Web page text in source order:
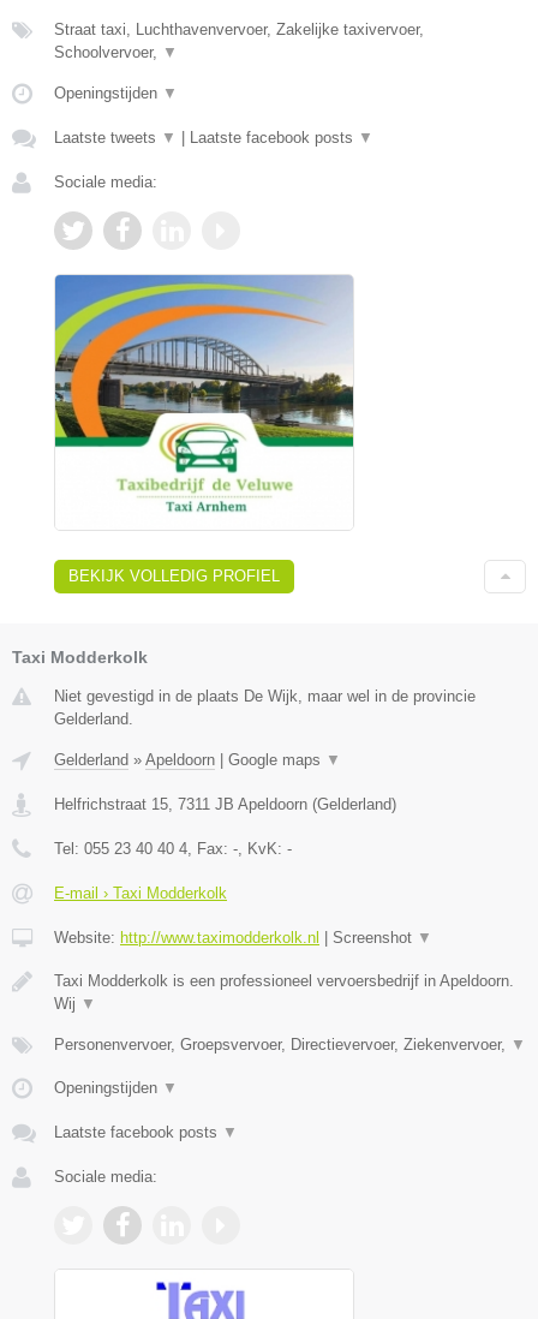
Straat taxi, Luchthavenvervoer, Zakelijke taxivervoer,
Schoolvervoer, ▼
Openingstijden ▼
Laatste tweets ▼ Laatste facebook posts ▼
Sociale media:
BEKIJK VOLLEDIG PROFIEL
Taxi Modderkolk
Niet gevestigd in de plaats De Wijk, maar wel in de provincie
Gelderland.
Gelderland » Apeldoorn Google maps ▼
Helfrichstraat 15, 7311 JB Apeldoorn (Gelderland)
Tel: 055 23 40 40 4, Fax: -, KvK: -
E-mail › Taxi Modderkolk
Website: http://www.taximodderkolk.nl Screenshot ▼
Taxi Modderkolk is een professioneel vervoersbedrijf in Apeldoorn.
Wij ▼
Personenvervoer, Groepsvervoer, Directievervoer, Ziekenvervoer, ▼
Openingstijden ▼
Laatste facebook posts ▼
Sociale media: